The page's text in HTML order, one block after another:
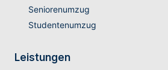
Seniorenumzug
Studentenumzug
Leistungen